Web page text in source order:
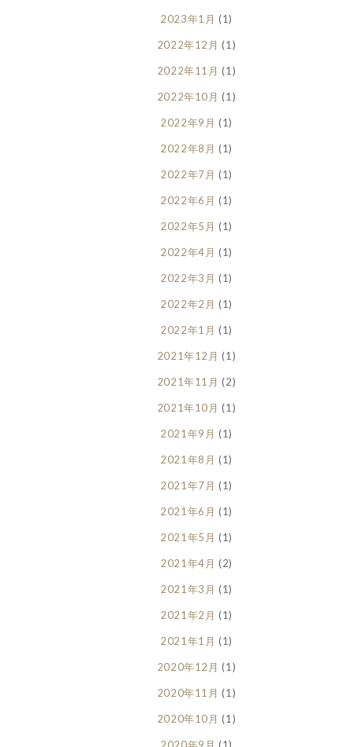
2023年1月 (1)
2022年12月 (1)
2022年11月 (1)
2022年10月 (1)
2022年9月 (1)
2022年8月 (1)
2022年7月 (1)
2022年6月 (1)
2022年5月 (1)
2022年4月 (1)
2022年3月 (1)
2022年2月 (1)
2022年1月 (1)
2021年12月 (1)
2021年11月 (2)
2021年10月 (1)
2021年9月 (1)
2021年8月 (1)
2021年7月 (1)
2021年6月 (1)
2021年5月 (1)
2021年4月 (2)
2021年3月 (1)
2021年2月 (1)
2021年1月 (1)
2020年12月 (1)
2020年11月 (1)
2020年10月 (1)
2020年9月 (1)